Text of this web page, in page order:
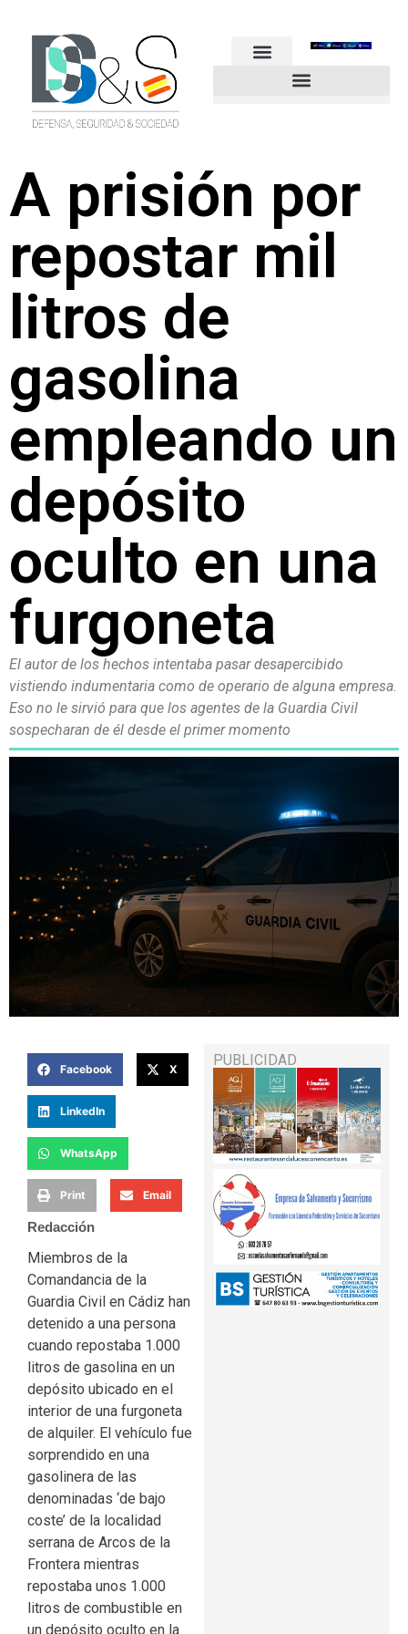
A prisión por
repostar mil
litros de
gasolina
empleando un
depósito
oculto en una
furgoneta
El autor de los hechos intentaba pasar desapercibido
vistiendo indumentaria como de operario de alguna empresa.
Eso no le sirvió para que los agentes de la Guardia Civil
sospecharan de él desde el primer momento
Facebook X
LinkedIn
WhatsApp
Print Email
Redacción
Miembros de la
Comandancia de la
Guardia Civil en Cádiz han
detenido a una persona
cuando repostaba 1.000
litros de gasolina en un
depósito ubicado en el
interior de una furgoneta
de alquiler. El vehículo fue
sorprendido en una
gasolinera de las
denominadas ‘de bajo
coste’ de la localidad
serrana de Arcos de la
Frontera mientras
repostaba unos 1.000
litros de combustible en
un depósito oculto en la
PUBLICIDAD